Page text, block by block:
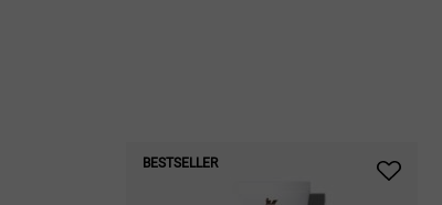
BESTSELLER